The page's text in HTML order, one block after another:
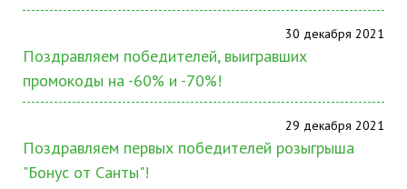
30 декабря 2021
Поздравляем победителей, выигравших
промокоды на -60% и -70%!
29 декабря 2021
Поздравляем первых победителей розыгрыша
"Бонус от Санты"!